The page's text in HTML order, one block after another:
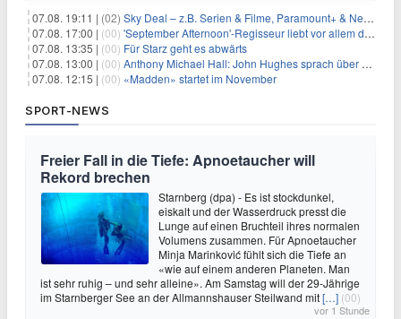
07.08. 19:11 | (02) Sky Deal – z.B. Serien & Filme, Paramount+ & Netflix für 19,99€/Monat
07.08. 17:00 | (00) 'September Afternoon'-Regisseur liebt vor allem die 'Banalität' in seinen Filmen
07.08. 13:35 | (00) Für Starz geht es abwärts
07.08. 13:00 | (00) Anthony Michael Hall: John Hughes sprach über eine Fortsetzung von 'The Breakfast Club'
07.08. 12:15 | (00) «Madden» startet im November
SPORT-NEWS
Freier Fall in die Tiefe: Apnoetaucher will
Rekord brechen
Starnberg (dpa) - Es ist stockdunkel,
eiskalt und der Wasserdruck presst die
Lunge auf einen Bruchteil ihres normalen
Volumens zusammen. Für Apnoetaucher
Minja Marinković fühlt sich die Tiefe an
«wie auf einem anderen Planeten. Man
ist sehr ruhig – und sehr alleine». Am Samstag will der 29-Jährige
im Starnberger See an der Allmannshauser Steilwand mit[…] (00)
vor 1 Stunde